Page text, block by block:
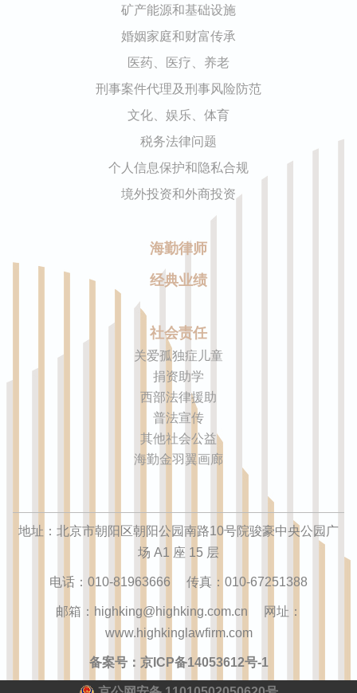
矿产能源和基础设施
婚姻家庭和财富传承
医药、医疗、养老
刑事案件代理及刑事风险防范
文化、娱乐、体育
税务法律问题
个人信息保护和隐私合规
境外投资和外商投资
海勤律师
经典业绩
社会责任
关爱孤独症儿童
捐资助学
西部法律援助
普法宣传
其他社会公益
海勤金羽翼画廊
地址：北京市朝阳区朝阳公园南路10号院骏豪中央公园广
场 A1 座 15 层
电话：010-81963666 传真：010-67251388
邮箱：highking@highking.com.cn 网址：
www.highkinglawfirm.com
备案号：京ICP备14053612号-1